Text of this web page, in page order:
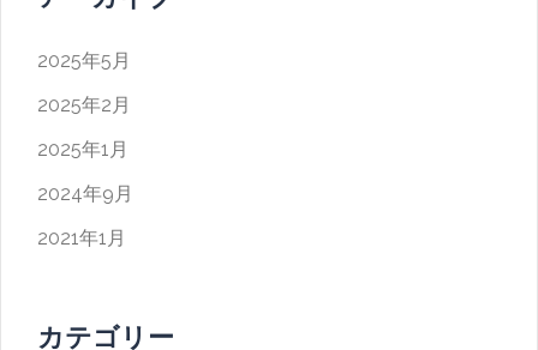
2025年5月
2025年2月
2025年1月
2024年9月
2021年1月
カテゴリー